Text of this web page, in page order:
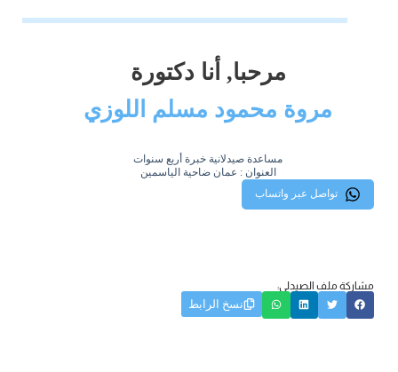
مرحبا, أنا دكتورة
مروة محمود مسلم اللوزي
مساعدة صيدلانية خبرة أربع سنوات
العنوان : عمان ضاحية الياسمين
تواصل عبر واتساب
مشاركة ملف الصيدلي:
نسخ الرابط